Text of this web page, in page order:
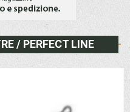
/ PERFECT LINE